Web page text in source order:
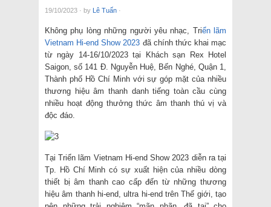
19/10/2023 · by Lê Tuấn ·
Không phụ lòng những người yêu nhạc, Triển lãm
Vietnam Hi-end Show 2023 đã chính thức khai mạc
từ ngày 14-16/10/2023 tại Khách sạn Rex Hotel
Saigon, số 141 Đ. Nguyễn Huệ, Bến Nghé, Quận 1,
Thành phố Hồ Chí Minh với sự góp mặt của nhiều
thương hiệu âm thanh danh tiếng toàn cầu cùng
nhiều hoạt động thưởng thức âm thanh thú vị và
độc đáo.
Tại Triển lãm Vietnam Hi-end Show 2023 diễn ra tại
Tp. Hồ Chí Minh có sự xuất hiện của nhiều dòng
thiết bị âm thanh cao cấp đến từ những thương
hiệu âm thanh hi-end, ultra hi-end trên Thế giới, tạo